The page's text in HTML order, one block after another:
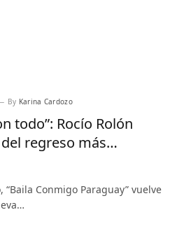
By Karina Cardozo
todo”: Rocío Rolón
regreso más
paraguaya
Conmigo Paraguay” vuelve